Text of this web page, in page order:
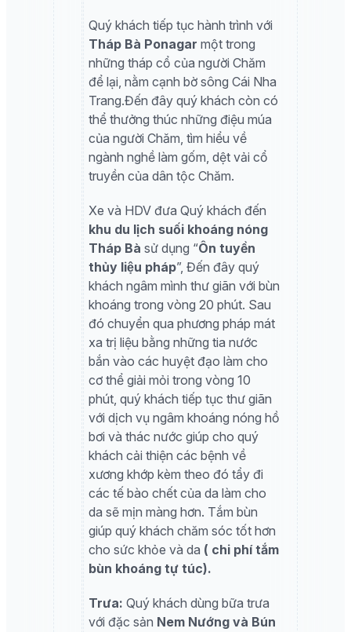
Quý khách tiếp tục hành trình với
Tháp Bà Ponagar một trong
những tháp cổ của người Chăm
để lại, nằm cạnh bờ sông Cái Nha
Trang.Đến đây quý khách còn có
thể thưởng thúc những điệu múa
của người Chăm, tìm hiểu về
ngành nghề làm gốm, dệt vải cổ
truyền của dân tộc Chăm.
Xe và HDV đưa Quý khách đến
khu du lịch suối khoáng nóng
Tháp Bà sử dụng “Ôn tuyền
thủy liệu pháp”, Đến đây quý
khách ngâm mình thư giãn với bùn
khoáng trong vòng 20 phút. Sau
đó chuyển qua phương pháp mát
xa trị liệu bằng những tia nước
bắn vào các huyệt đạo làm cho
cơ thể giải mỏi trong vòng 10
phút, quý khách tiếp tục thư giãn
với dịch vụ ngâm khoáng nóng hồ
bơi và thác nước giúp cho quý
khách cải thiện các bệnh về
xương khớp kèm theo đó tẩy đi
các tế bào chết của da làm cho
da sẽ mịn màng hơn. Tắm bùn
giúp quý khách chăm sóc tốt hơn
cho sức khỏe và da ( chi phí tắm
bùn khoáng tự túc).
Trưa: Quý khách dùng bữa trưa
với đặc sản Nem Nướng và Bún